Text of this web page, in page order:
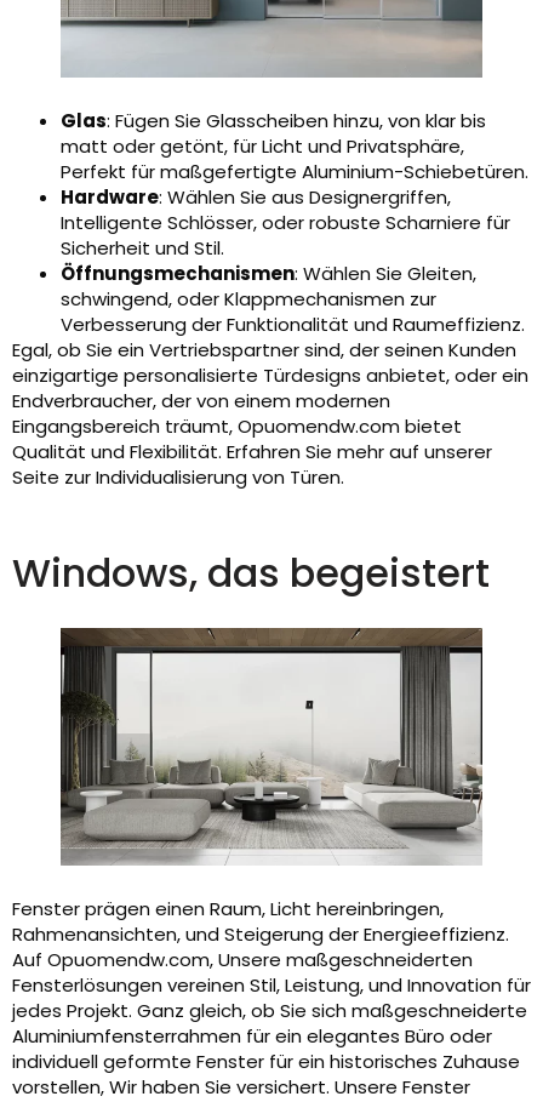
Glas: Fügen Sie Glasscheiben hinzu, von klar bis
matt oder getönt, für Licht und Privatsphäre,
Perfekt für maßgefertigte Aluminium-Schiebetüren.
Hardware: Wählen Sie aus Designergriffen,
Intelligente Schlösser, oder robuste Scharniere für
Sicherheit und Stil.
Öffnungsmechanismen: Wählen Sie Gleiten,
schwingend, oder Klappmechanismen zur
Verbesserung der Funktionalität und Raumeffizienz.
Egal, ob Sie ein Vertriebspartner sind, der seinen Kunden
einzigartige personalisierte Türdesigns anbietet, oder ein
Endverbraucher, der von einem modernen
Eingangsbereich träumt, Opuomendw.com bietet
Qualität und Flexibilität. Erfahren Sie mehr auf unserer
Seite zur Individualisierung von Türen.
Windows, das begeistert
Fenster prägen einen Raum, Licht hereinbringen,
Rahmenansichten, und Steigerung der Energieeffizienz.
Auf Opuomendw.com, Unsere maßgeschneiderten
Fensterlösungen vereinen Stil, Leistung, und Innovation für
jedes Projekt. Ganz gleich, ob Sie sich maßgeschneiderte
Aluminiumfensterrahmen für ein elegantes Büro oder
individuell geformte Fenster für ein historisches Zuhause
vorstellen, Wir haben Sie versichert. Unsere Fenster